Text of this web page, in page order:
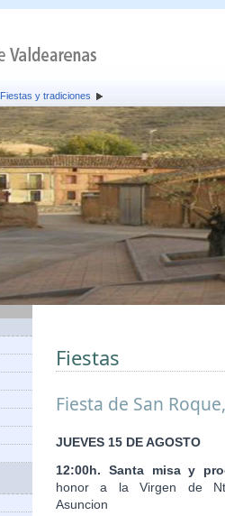
Fiestas y tradiciones
Fiestas
Fiesta de San
JUEVES 15 DE AGOSTO
12:00h. Santa misa y
honor a la Virgen de
Asuncion